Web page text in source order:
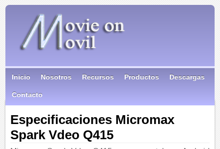
Inicio Nosotros Recursos Productos Descargas
Contacto
Especificaciones Micromax
Spark Vdeo Q415